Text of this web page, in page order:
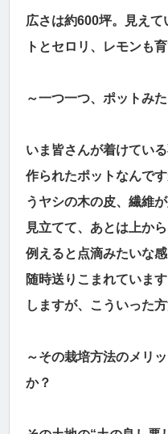
広さは約600坪。見え
トとセロリ、レモンも
～一つ一つ、ポットみ
いま皆さんが着けてい
作られたポットなんで
うヤシの木の皮、繊維
見立てて、あとは上か
例えると点滴みたいな
随時送りこまれていま
しますが、こういった
～その栽培方法のメリ
か？